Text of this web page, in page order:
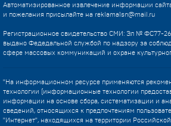
Автоматизированное извлечение информации
и пожелания присылайте на reklama1sn@mail.ru
Регистрационное свидетельство СМИ: Эл № ФС77-
выдано Федедальной службой по надзору за
сфере массовых коммуникаций и охране
"На информационном ресурсе применяются
технологии (информационные технологии
информации на основе сбора, систематизации и
сведений, относящихся к предпочтениям
"Интернет", находящихся на территории Российской